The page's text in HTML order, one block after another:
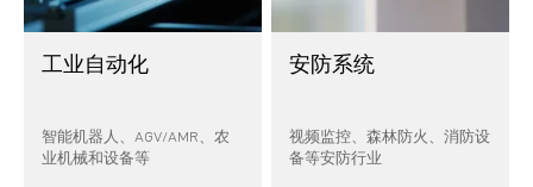
工业自动化
智能机器人、AGV/AMR、农
业机械和设备等
安防系统
视频监控、森林防火、消防设
备等安防行业